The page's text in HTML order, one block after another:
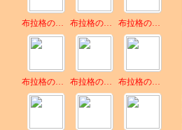
布拉格の转身 布拉格の无双 布拉格の天帝，
布拉格の筱嘴 布拉格の盼盼， 布拉格の奶茶锅